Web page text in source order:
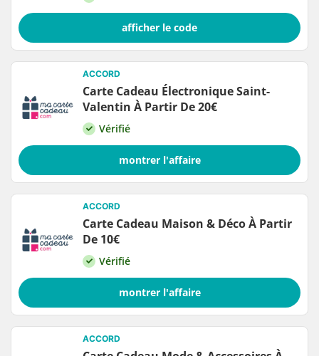
afficher le code
ACCORD
Carte Cadeau Électronique Saint-
Valentin À Partir De 20€
Vérifié
montrer l'affaire
ACCORD
Carte Cadeau Maison & Déco À Partir
De 10€
Vérifié
montrer l'affaire
ACCORD